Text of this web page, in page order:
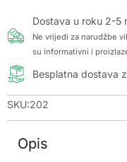
Dostava u roku 2-5
Ne vrijedi za narudžbe
su informativni i
Besplatna dostava
SKU:202
Opis